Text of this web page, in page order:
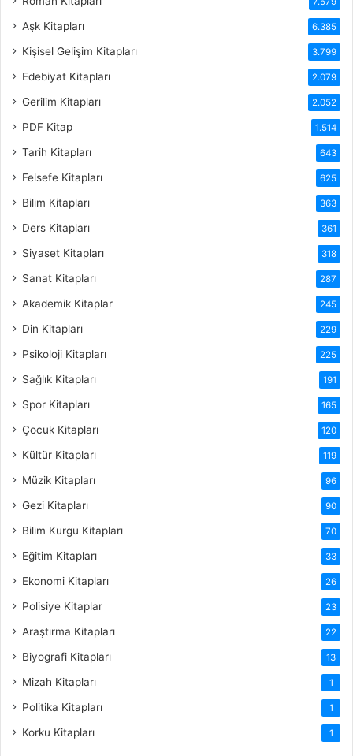
Aşk Kitapları 6.385
Kişisel Gelişim Kitapları 3.799
Edebiyat Kitapları 2.079
Gerilim Kitapları 2.052
PDF Kitap 1.514
Tarih Kitapları 643
Felsefe Kitapları 625
Bilim Kitapları 363
Ders Kitapları 361
Siyaset Kitapları 318
Sanat Kitapları 287
Akademik Kitaplar 245
Din Kitapları 229
Psikoloji Kitapları 225
Sağlık Kitapları 191
Spor Kitapları 165
Çocuk Kitapları 120
Kültür Kitapları 119
Müzik Kitapları 96
Gezi Kitapları 90
Bilim Kurgu Kitapları 70
Eğitim Kitapları 33
Ekonomi Kitapları 26
Polisiye Kitaplar 23
Araştırma Kitapları 22
Biyografi Kitapları 13
Mizah Kitapları 1
Politika Kitapları 1
Korku Kitapları 1